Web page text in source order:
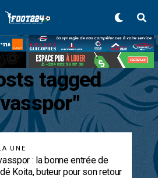
tagged
UNE
: la bonne entrée de
Koita, buteur pour son retour